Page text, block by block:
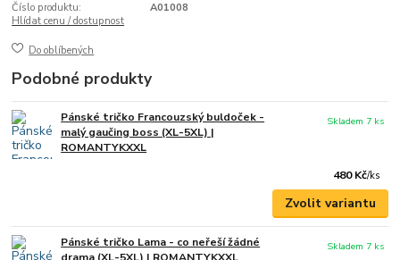
Číslo produktu:
A01008
Hlídat cenu / dostupnost
Do oblíbených
Podobné produkty
Pánské tričko Francouzský buldoček -
malý gaučing boss (XL-5XL) |
ROMANTYKXXL
480 Kč/ks
Skladem 7 ks
Zvolit variantu
Pánské tričko Lama - co neřeší žádné
drama (XL-5XL) | ROMANTYKXXL
Skladem 7 ks